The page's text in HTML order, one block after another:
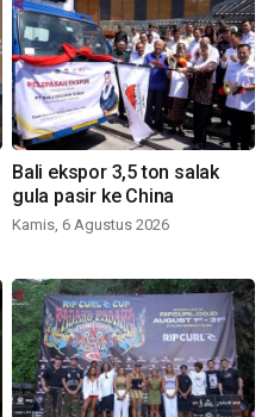
Bali ekspor 3,5 ton salak
gula pasir ke China
Kamis, 6 Agustus 2026